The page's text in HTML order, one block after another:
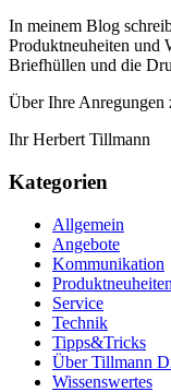
In meinem Blog
Produktneuheiten und
Briefhüllen und die
Über Ihre Anregungen
Ihr Herbert Tillmann
Kategorien
Allgemein
Angebote
Kommunikation
Produktneuheiten
Service
Technik
Tipps&Tricks
Über Tillmann
Wissenswertes